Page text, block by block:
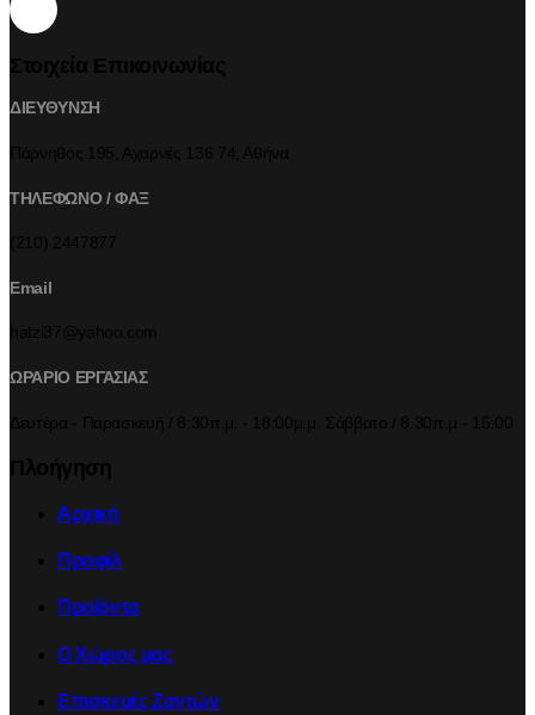
ΔΙΕΥΘΥΝΣΗ
ΤΗΛΕΦΩΝΟ / ΦΑΞ
Email
ΩΡΑΡΙΟ ΕΡΓΑΣΙΑΣ
Αρχική
Προφίλ
Προϊόντα
Ο Χώρος μας
Επισκευές Ζαντών